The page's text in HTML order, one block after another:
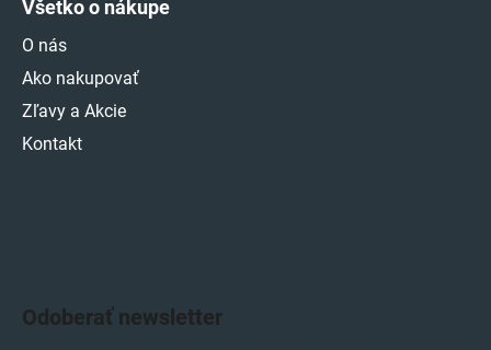
Všetko o nákupe
O nás
Ako nakupovať
Zľavy a Akcie
Kontakt
Odoberať newsletter